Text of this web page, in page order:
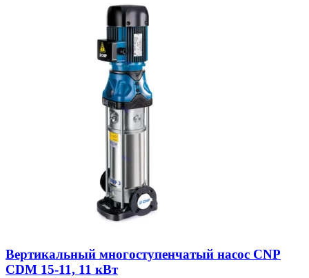
Вертикальный многоступенчатый насос CNP
CDM 15-11, 11 кВт